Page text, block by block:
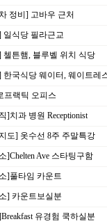
정비] 고바우 근처
일식당 필라근교
첼튼햄, 블루벨 위치 식당
한국식당 웨이터, 웨이트레
프랙틱 오피스
]치과 병원 Receptionist
도] 옷수선 8주 주말특강
]Chelten Ave 스타팅구함
]풀타임 카운트
] 카운트보실분
유경험 쿡하실분